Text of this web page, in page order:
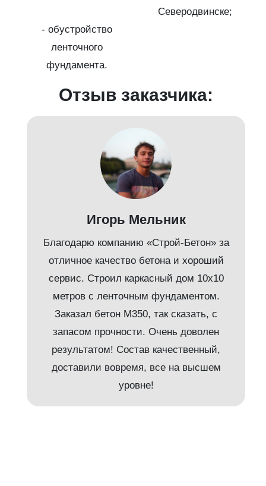
Северодвинске;
- обустройство
ленточного
фундамента.
Отзыв заказчика:
Игорь Мельник
Благодарю компанию «Строй-Бетон» за
отличное качество бетона и хороший
сервис. Строил каркасный дом 10х10
метров с ленточным фундаментом.
Заказал бетон М350, так сказать, с
запасом прочности. Очень доволен
результатом! Состав качественный,
доставили вовремя, все на высшем
уровне!